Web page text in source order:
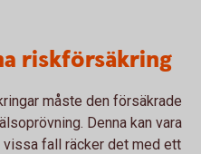
riskförsäkring
måste den försäkrade
Denna kan vara
fall räcker det med ett